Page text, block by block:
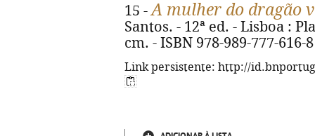
15 -A mulher do dragão
Santos. - 12ª ed. - Lisboa :
cm. - ISBN 978-989-777-616-8
Link persistente: http://